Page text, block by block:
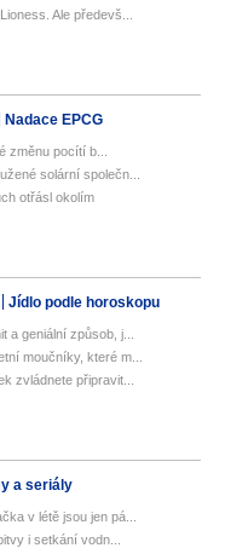
Ale předevš...
Nadace EPCG
změnu pocítí b...
solární společn...
otřásl okolím
Jídlo podle horoskopu
geniální způsob, j...
moučníky, které m...
zvládnete připravit...
a seriály
v létě jsou jen pá...
i setkání vodn...